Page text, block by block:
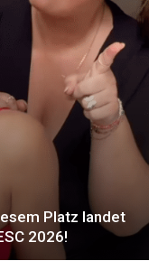
Platz landet
2026!